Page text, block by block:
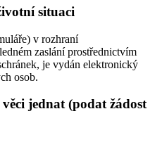
situaci
v rozhraní
zaslání prostřednictvím
je vydán elektronický
osob.
jednat (podat žádost